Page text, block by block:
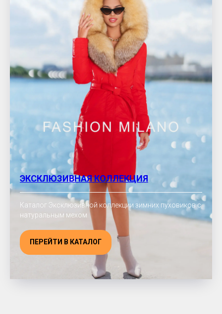
ЭКСКЛЮЗИВНАЯ КОЛЛЕКЦИЯ
Каталог Эксклюзивной коллекции зимних пуховиков с
натуральным мехом
ПЕРЕЙТИ В КАТАЛОГ